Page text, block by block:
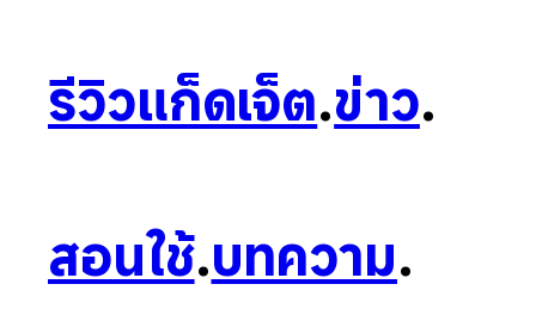
รีวิวแก็ดเจ็ต.ข่าว.
สอนใช้.บทความ.